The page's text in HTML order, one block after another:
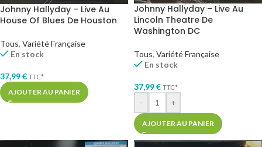
Johnny Hallyday – Live Au
House Of Blues De Houston
Tous, Variété Française
En stock
37,99€ TTC*
AJOUTER AU PANIER
Johnny Hallyday – Live Au
Lincoln Theatre De
Washington DC
Tous, Variété Française
En stock
37,99€ TTC*
- +
AJOUTER AU PANIER